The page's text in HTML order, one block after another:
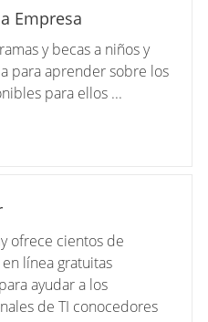
Empresa
y becas a niños y
para aprender sobre los
para ellos ...
ofrece cientos de
línea gratuitas
ayudar a los
de TI conocedores